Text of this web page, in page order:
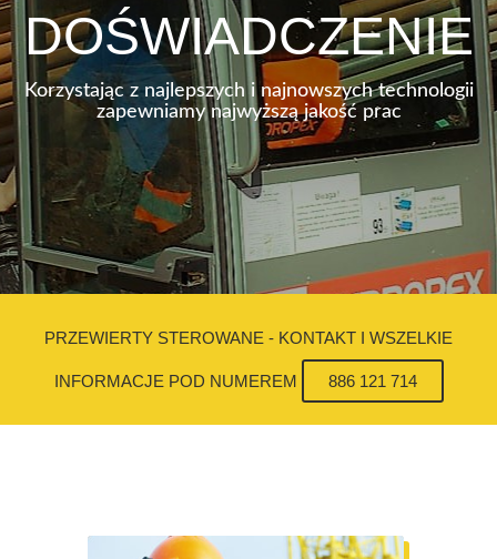
DOŚWIADCZENIE
Korzystając z najlepszych i najnowszych technologii
zapewniamy najwyższą jakość prac
PRZEWIERTY STEROWANE - KONTAKT I WSZELKIE
INFORMACJE POD NUMEREM 886 121 714